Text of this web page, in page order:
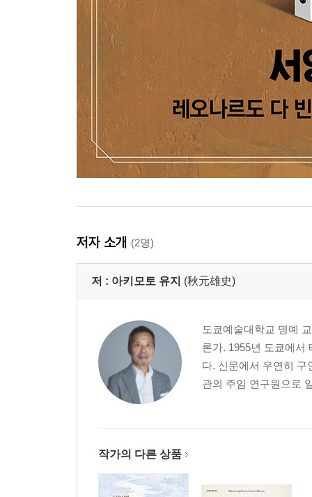
저자 소개 (2명)
저 : 아키모토 유지 (秋元雄史)
도쿄예술대학교 명예
론가. 1955년 도쿄에서
다. 신문에서 우연히 구
관의 주임 연구원으로
작가의 다른 상품